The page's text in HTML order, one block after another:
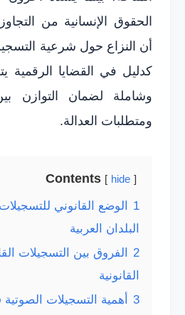
الحقوق الإنسانية من
أن النزاع حول شرعية
كدليل في القضايا الرقمية
وشاملة لضمان التوازن
ومتطلبات العدالة.
Contents hide
1
الوضع القانوني
البلدان العربية
2
الفروق بين التسجيلات
القانونية
3
أهمية التسجيلات